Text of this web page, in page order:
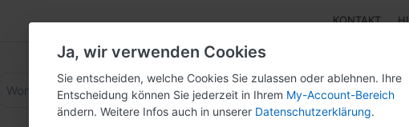
KONTAKT
Ja, wir verwenden Cookies
Sie entscheiden, welche Cookies Sie zulassen oder ablehnen. Ihre
Entscheidung können Sie jederzeit in Ihrem My-Account-Bereich
ändern. Weitere Infos auch in unserer Datenschutzerklärung.